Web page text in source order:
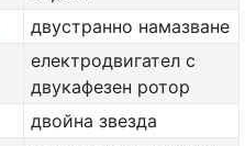
двустранно намазване
електродвигател с
двукафезен ротор
двойна звезда